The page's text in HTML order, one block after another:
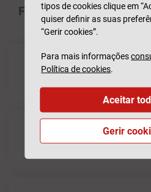
Ficou com dúvidas?
Como posso fazer a
Como posso fazer a
de um sinistro de
tipos de cookies clique em
quiser definir as suas
“Gerir cookies”.
Para mais informações
Política de cookies.
Gerir
Aceitar